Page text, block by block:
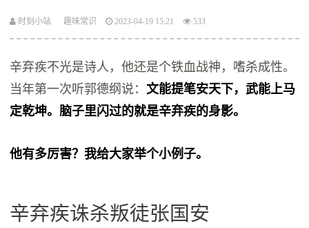
时刻小站 趣味常识 2023-04-19 15:21 533
辛弃疾不光是诗人，他还是个铁血战神，嗜杀成性。
当年第一次听郭德纲说：文能提笔安天下，武能上马
定乾坤。脑子里闪过的就是辛弃疾的身影。
他有多厉害？我给大家举个小例子。
辛弃疾诛杀叛徒张国安